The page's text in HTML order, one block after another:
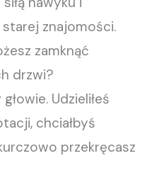
znajomości.
zamknąć
drzwi?
Udzieliłeś
chciałbyś
przekręcasz